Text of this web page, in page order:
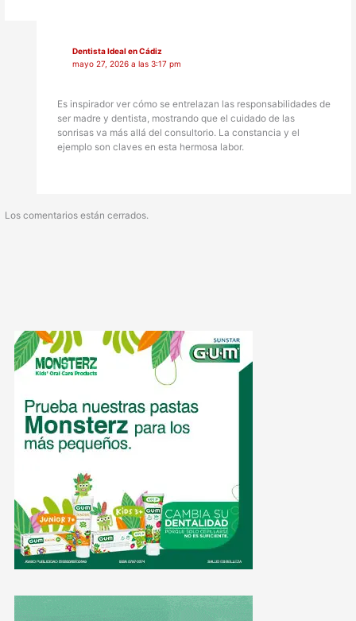
Dentista Ideal en Cádiz
mayo 27, 2026 a las 3:17 pm
Es inspirador ver cómo se entrelazan las responsabilidades de
ser madre y dentista, mostrando que el cuidado de las
sonrisas va más allá del consultorio. La constancia y el
ejemplo son claves en esta hermosa labor.
Los comentarios están cerrados.